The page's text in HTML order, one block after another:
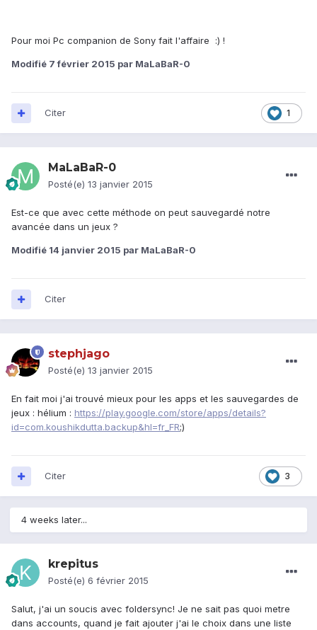
Pour moi Pc companion de Sony fait l'affaire :) !
Modifié 7 février 2015 par MaLaBaR-0
1
Citer
MaLaBaR-0
Posté(e) 13 janvier 2015
Est-ce que avec cette méthode on peut sauvegardé notre
avancée dans un jeux ?
Modifié 14 janvier 2015 par MaLaBaR-0
Citer
stephjago
Posté(e) 13 janvier 2015
En fait moi j'ai trouvé mieux pour les apps et les sauvegardes de
jeux : hélium : https://play.google.com/store/apps/details?
id=com.koushikdutta.backup&hl=fr_FR;)
3
Citer
4 weeks later...
krepitus
Posté(e) 6 février 2015
Salut, j'ai un soucis avec foldersync! Je ne sait pas quoi metre
dans accounts, quand je fait ajouter j'ai le choix dans une liste